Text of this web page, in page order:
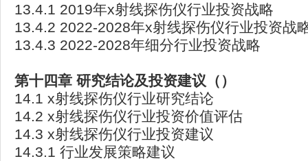
13.4.1 2019年x射线探伤仪行业投资战略
13.4.2 2022-2028年x射线探伤仪行业投资战
13.4.3 2022-2028年细分行业投资战略
第十四章 研究结论及投资建议（）
14.1 x射线探伤仪行业研究结论
14.2 x射线探伤仪行业投资价值评估
14.3 x射线探伤仪行业投资建议
14.3.1 行业发展策略建议